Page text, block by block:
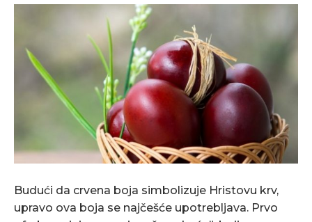
Budući da crvena boja simbolizuje Hristovu krv,
upravo ova boja se najčešće upotrebljava. Prvo